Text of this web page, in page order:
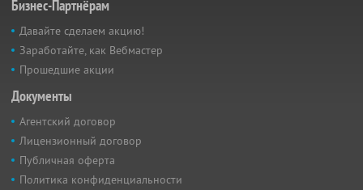
Бизнес-Партнёрам
Давайте сделаем акцию!
Заработайте, как Вебмастер
Прошедшие акции
Документы
Агентский договор
Лицензионный договор
Публичная оферта
Политика конфиденциальности